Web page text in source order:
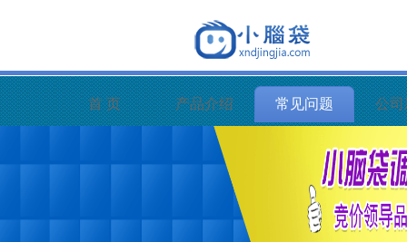
首 页 产品介绍 常见问题 公